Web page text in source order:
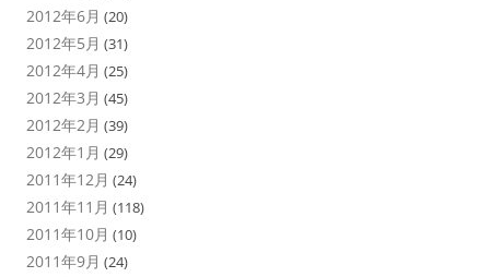
2012年6月 (20)
2012年5月 (31)
2012年4月 (25)
2012年3月 (45)
2012年2月 (39)
2012年1月 (29)
2011年12月 (24)
2011年11月 (118)
2011年10月 (10)
2011年9月 (24)